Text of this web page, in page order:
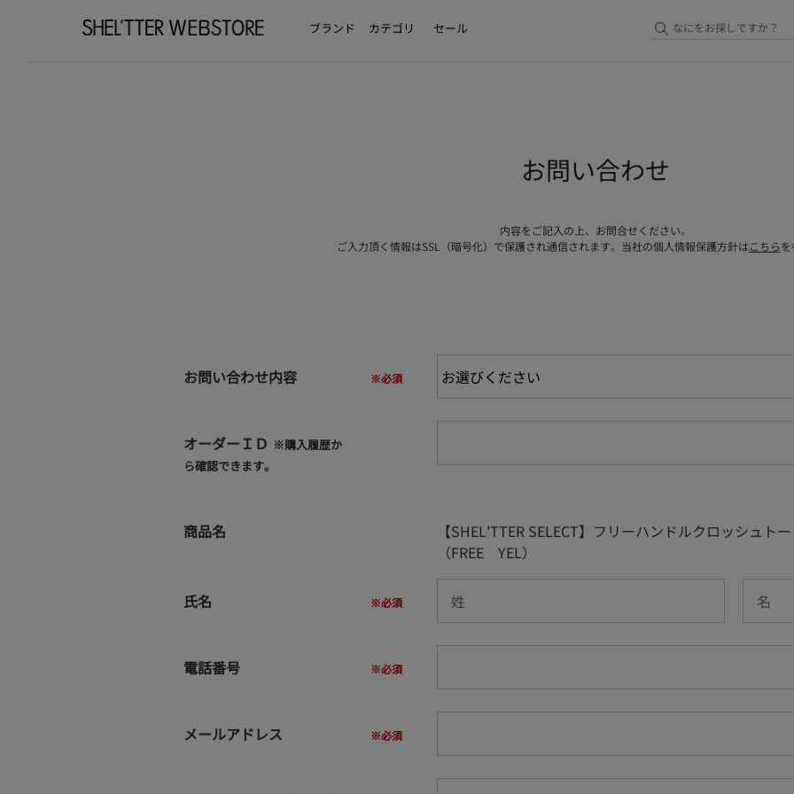
ブランド カテゴリ セール
お問い合わせ
内容をご記入の上、お問合せください。
ご入力頂く情報はSSL（暗号化）で保護され通信されます。当社の個人情報保護方針はこちらを
お問い合わせ内容
オーダーＩＤ ※購入履歴か
ら確認できます。
商品名
【SHEL'TTER SELECT】フリーハンドルクロッシュト
（FREE YEL）
氏名
電話番号
メールアドレス